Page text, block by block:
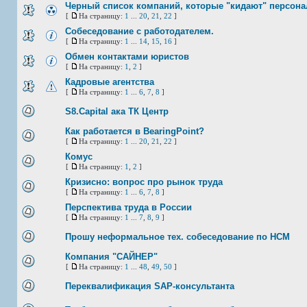
Черный список компаний, которые "кидают"
[ На страницу: 1 20 21 22 ]
Собеседование с работодателем.
[ На страницу: 1 14 15 16 ]
Обмен контактами юристов
[ На страницу: 1 2 ]
Кадровые агентства
[ На страницу: 1 6 7 8 ]
S8.Capital ака ТК Центр
Как работается в BearingPoint?
[ На страницу: 1 20 21 22 ]
Комус
[ На страницу: 1 2 ]
Кризисно: вопрос про рынок труда
[ На страницу: 1 6 7 8 ]
Перспектива труда в России
[ На страницу: 1 7 8 9 ]
Прошу неформальное тех. собеседование по HCM
Компания "САЙНЕР"
[ На страницу: 1 48 49 50 ]
Переквалификация SAP-консультанта